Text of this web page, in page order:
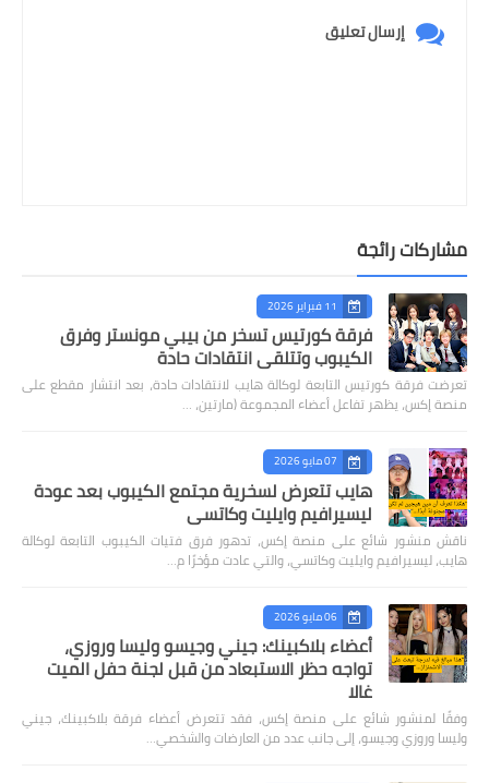
إرسال تعليق
مشاركات رائجة
11 فبراير 2026
فرقة كورتيس تسخر من بيبي مونستر وفرق
الكيبوب وتتلقى انتقادات حادة
تعرضت فرقة كورتيس التابعة لوكالة هايب لانتقادات حادة، بعد انتشار مقطع على
منصة إكس، يظهر تفاعل أعضاء المجموعة (مارتين، …
07 مايو 2026
هايب تتعرض لسخرية مجتمع الكيبوب بعد عودة
ليسيرافيم وايليت وكاتسي
ناقش منشور شائع على منصة إكس، تدهور فرق فتيات الكيبوب التابعة لوكالة
هايب، ليسيرافيم وايليت وكاتسي، والتي عادت مؤخرًا م…
06 مايو 2026
أعضاء بلاكبينك: جيني وجيسو وليسا وروزي،
تواجه حظر الاستبعاد من قبل لجنة حفل الميت
غالا
وفقًا لمنشور شائع على منصة إكس، فقد تتعرض أعضاء فرقة بلاكبينك، جيني
وليسا وروزي وجيسو، إلى جانب عدد من العارضات والشخصي…